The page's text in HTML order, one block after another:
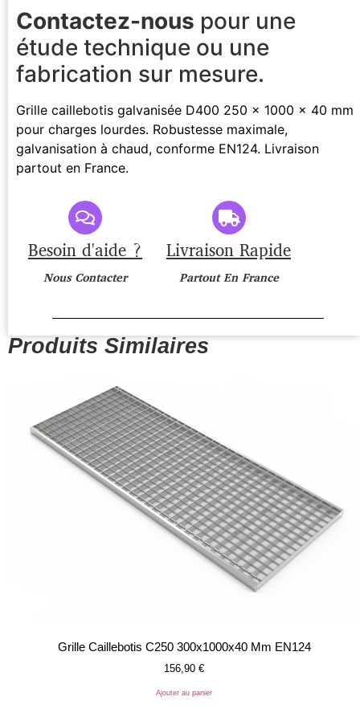
Contactez-nous pour une
étude technique ou une
fabrication sur mesure.
Grille caillebotis galvanisée D400 250 x 1000 x 40 mm
pour charges lourdes. Robustesse maximale,
galvanisation à chaud, conforme EN124. Livraison
partout en France.
Besoin d'aide ?
Nous Contacter
Livraison Rapide
Partout En France
Produits Similaires
Grille Caillebotis C250 300x1000x40 Mm EN124
156,90 €
Ajouter au panier